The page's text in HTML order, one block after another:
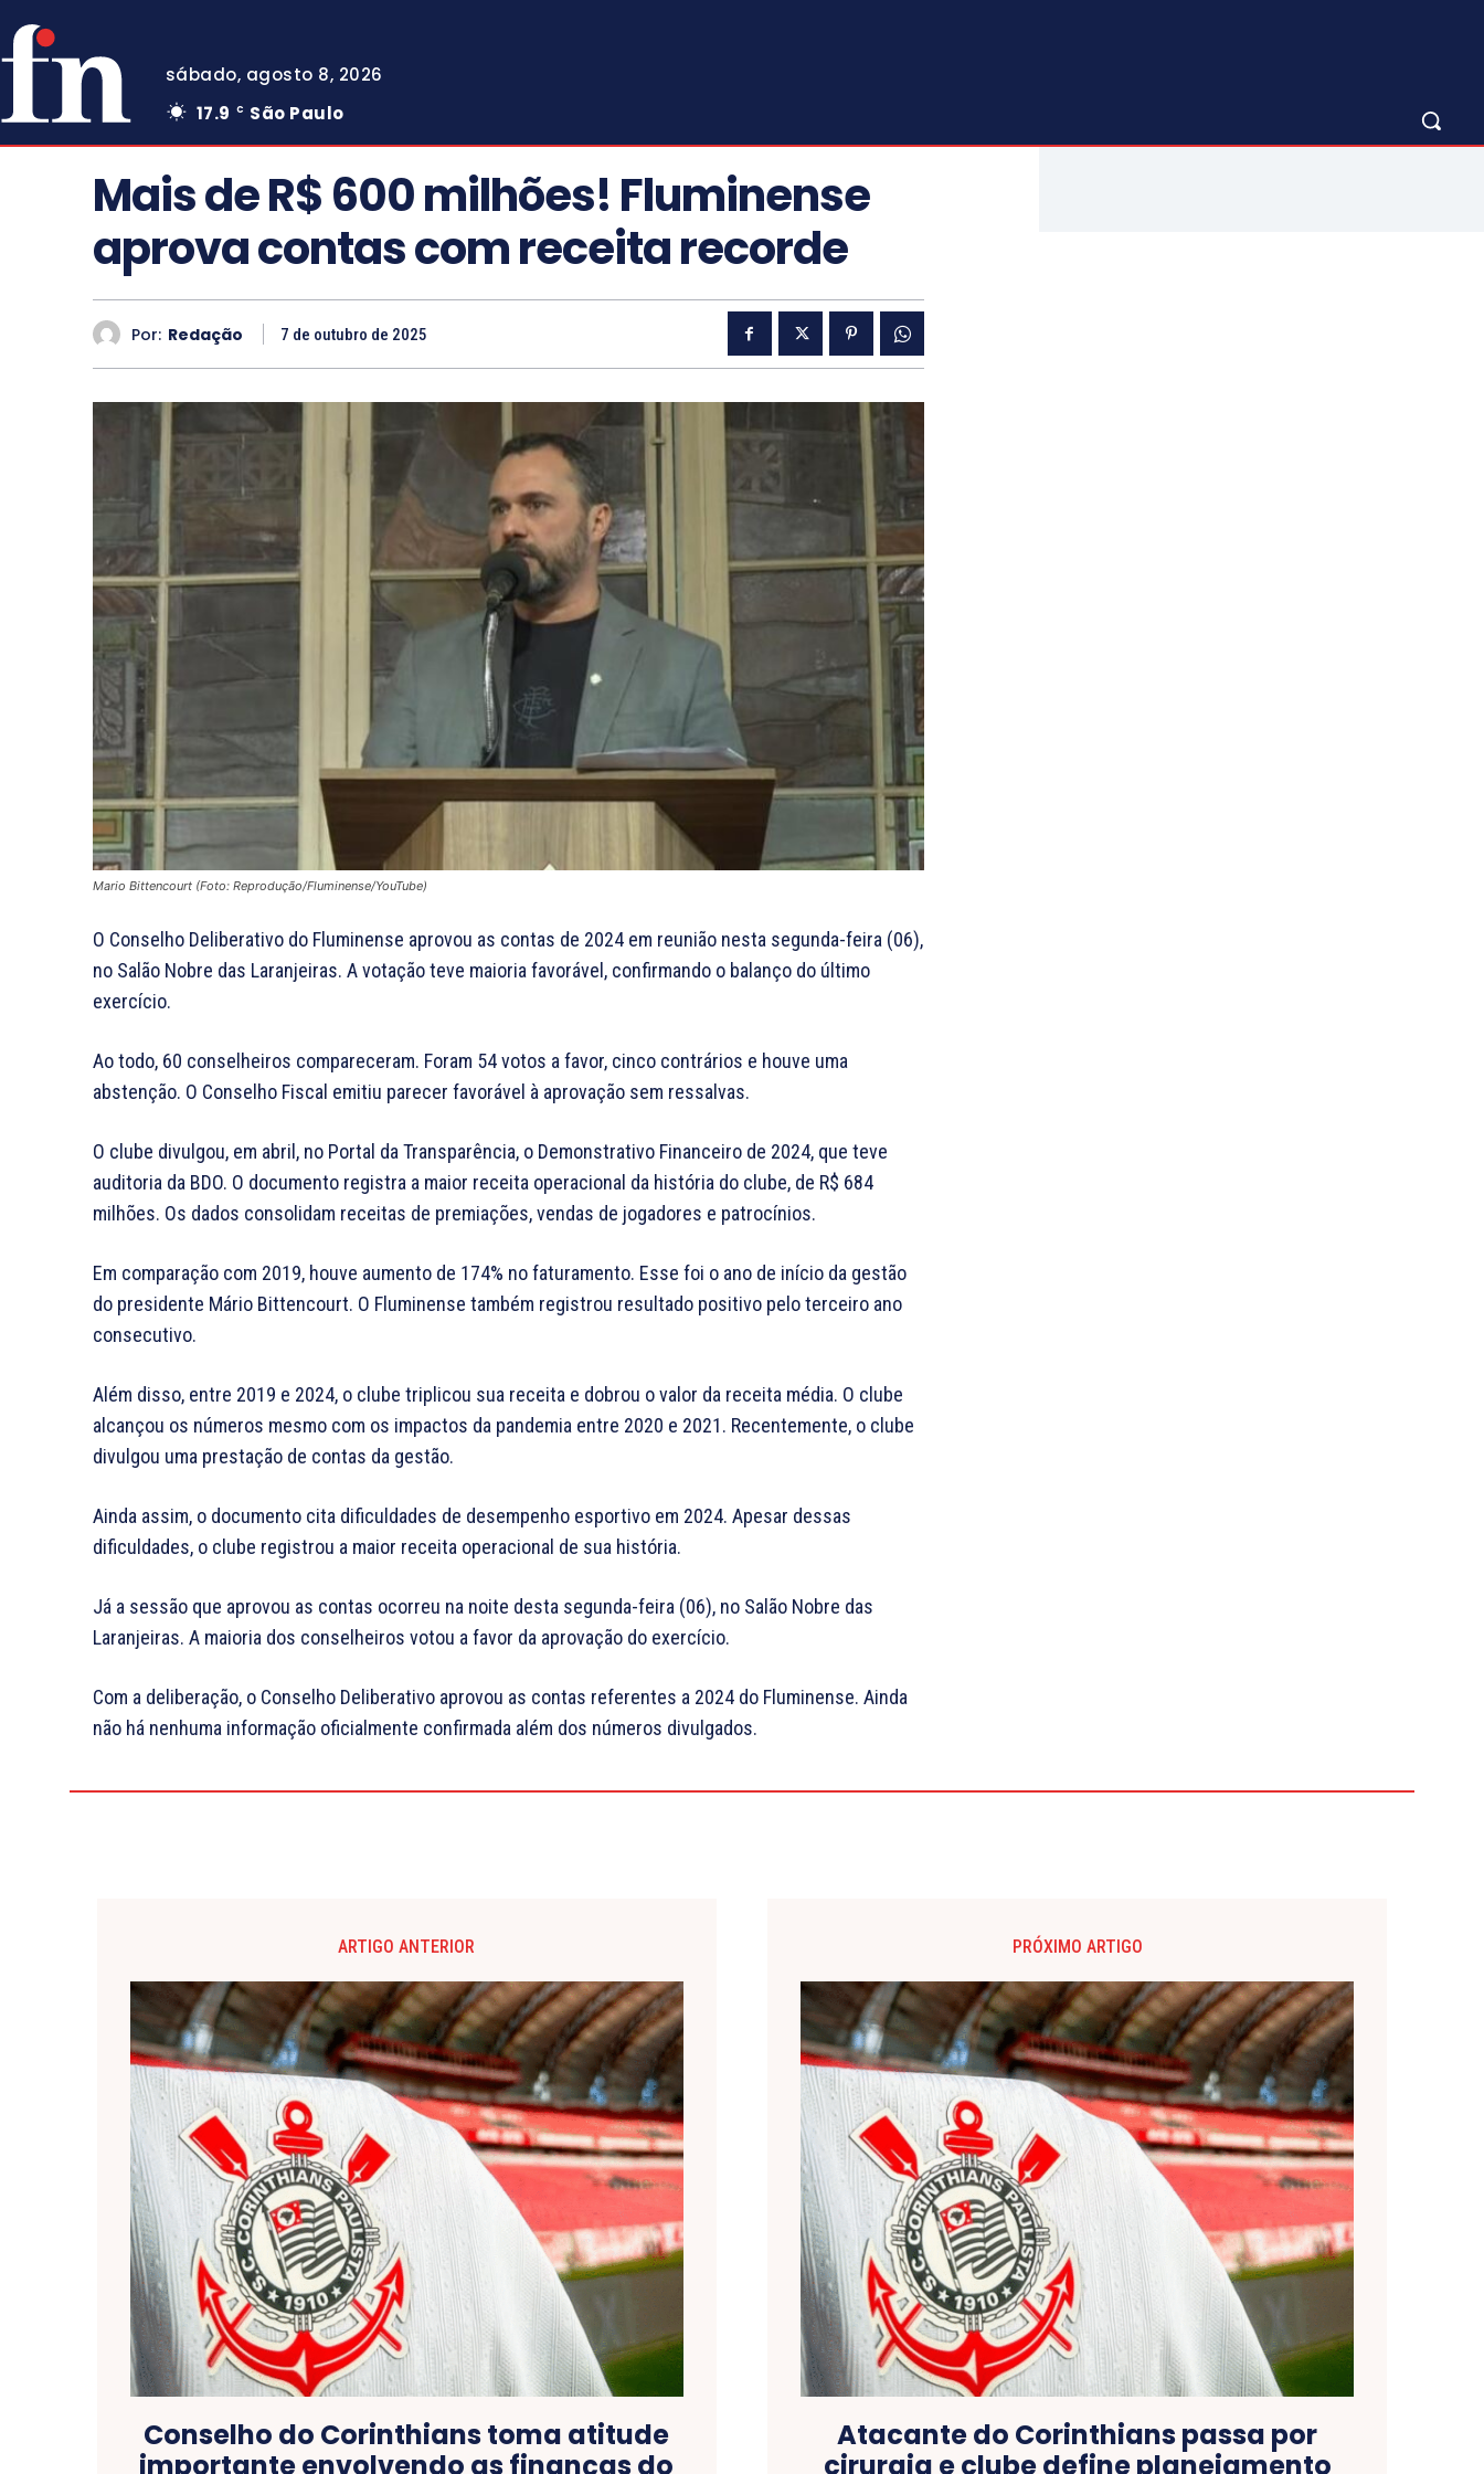
sábado, agosto 8, 2026
17.9
C São Paulo
Mais de R$ 600 milhões! Fluminense
aprova contas com receita recorde
Por: Redação 7 de outubro de 2025
Mario Bittencourt (Foto: Reprodução/Fluminense/YouTube)
O Conselho Deliberativo do Fluminense aprovou as contas de 2024 em reunião nesta segunda-feira (06),
no Salão Nobre das Laranjeiras. A votação teve maioria favorável, confirmando o balanço do último
exercício.
Ao todo, 60 conselheiros compareceram. Foram 54 votos a favor, cinco contrários e houve uma
abstenção. O Conselho Fiscal emitiu parecer favorável à aprovação sem ressalvas.
O clube divulgou, em abril, no Portal da Transparência, o Demonstrativo Financeiro de 2024, que teve
auditoria da BDO. O documento registra a maior receita operacional da história do clube, de R$ 684
milhões. Os dados consolidam receitas de premiações, vendas de jogadores e patrocínios.
Em comparação com 2019, houve aumento de 174% no faturamento. Esse foi o ano de início da gestão
do presidente Mário Bittencourt. O Fluminense também registrou resultado positivo pelo terceiro ano
consecutivo.
Além disso, entre 2019 e 2024, o clube triplicou sua receita e dobrou o valor da receita média. O clube
alcançou os números mesmo com os impactos da pandemia entre 2020 e 2021. Recentemente, o clube
divulgou uma prestação de contas da gestão.
Ainda assim, o documento cita dificuldades de desempenho esportivo em 2024. Apesar dessas
dificuldades, o clube registrou a maior receita operacional de sua história.
Já a sessão que aprovou as contas ocorreu na noite desta segunda-feira (06), no Salão Nobre das
Laranjeiras. A maioria dos conselheiros votou a favor da aprovação do exercício.
Com a deliberação, o Conselho Deliberativo aprovou as contas referentes a 2024 do Fluminense. Ainda
não há nenhuma informação oficialmente confirmada além dos números divulgados.
ARTIGO ANTERIOR
Conselho do Corinthians toma atitude
importante envolvendo as finanças do
PRÓXIMO ARTIGO
Atacante do Corinthians passa por
cirurgia e clube define planejamento